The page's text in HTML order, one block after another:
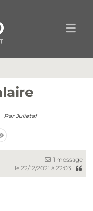
ParJulietaf
1 message
le 22/12/2021 à 22:03